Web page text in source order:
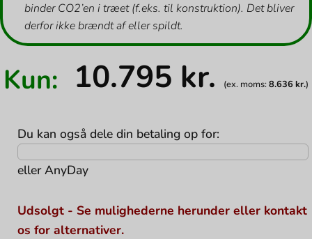
binder CO2’en i træet (f.eks. til konstruktion). Det bliver
derfor ikke brændt af eller spildt.
Kun: 10.795 kr. (ex. moms:8.636 kr.)
Du kan også dele din betaling op for:
ellerAnyDay
Udsolgt - Se mulighederne herunder eller kontakt
os for alternativer.